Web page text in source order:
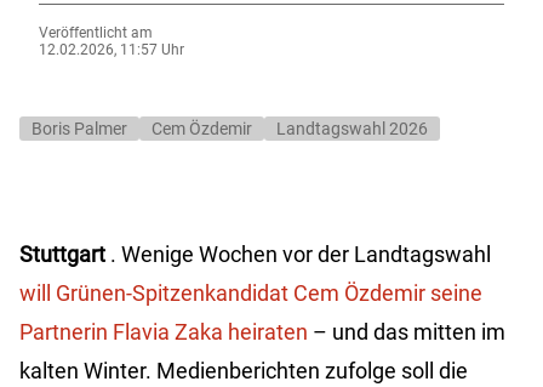
Veröffentlicht am
12.02.2026, 11:57 Uhr
Boris Palmer Cem Özdemir Landtagswahl 2026
Stuttgart . Wenige Wochen vor der Landtagswahl
will Grünen-Spitzenkandidat Cem Özdemir seine
Partnerin Flavia Zaka heiraten – und das mitten im
kalten Winter. Medienberichten zufolge soll die